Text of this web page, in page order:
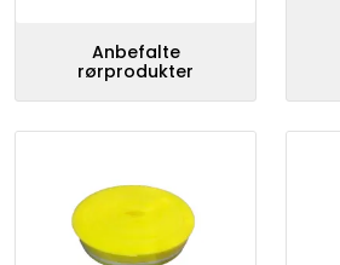
Anbefalte
rørprodukter